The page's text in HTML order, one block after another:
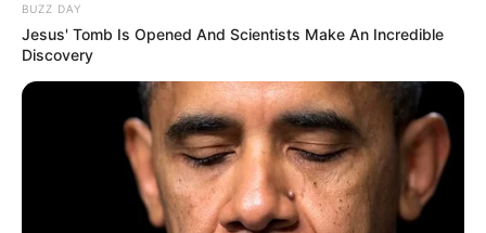
BUZZ DAY
Jesus' Tomb Is Opened And Scientists Make An Incredible
Discovery